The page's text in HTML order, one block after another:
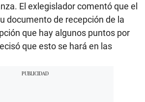
El exlegislador comentó que el
documento de recepción de la
que hay algunos puntos por
que esto se hará en las